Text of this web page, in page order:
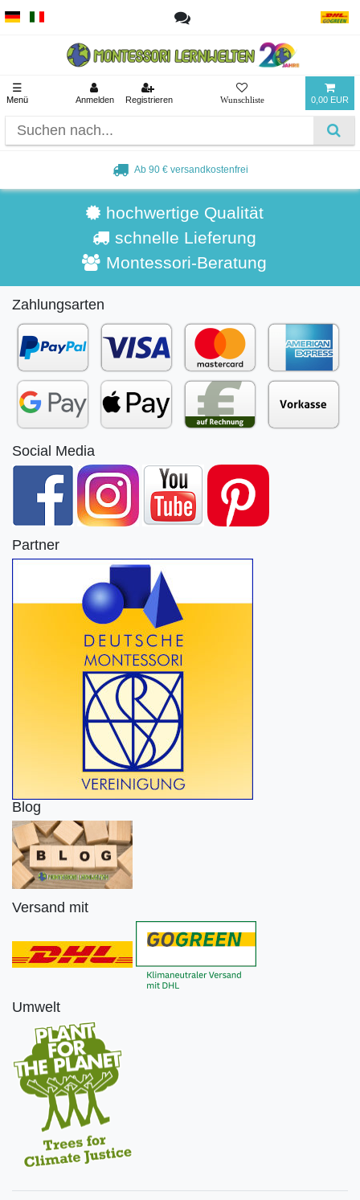
☰
Menü Anmelden Registrieren 0,00 EUR
Ab 90 € versandkostenfrei
hochwertige Qualität
schnelle Lieferung
Montessori-Beratung
Zahlungsarten
Social Media
Partner
Blog
Versand mit
Umwelt